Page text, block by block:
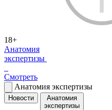
18+
Анатомия
экспертизы
Смотреть
Анатомия экспертизы
Новости
Анатомия
экспертизы